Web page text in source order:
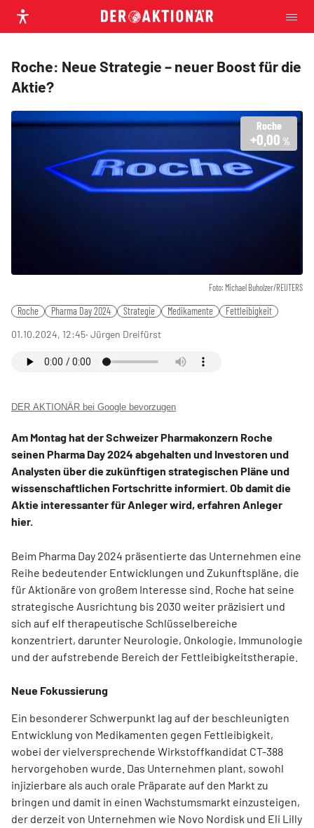
Roche: Neue Strategie – neuer Boost für die
Aktie?
Foto: Michael Buholzer/REUTERS
Roche
+0,00 %
Roche Pharma Day 2024 Strategie Medikamente
Fettleibigkeit
01.10.2024, 12:45‧ Jürgen Dreifürst
DER AKTIONÄR bei Google bevorzugen
Am Montag hat der Schweizer Pharmakonzern Roche
seinen Pharma Day 2024 abgehalten und Investoren und
Analysten über die zukünftigen strategischen Pläne und
wissenschaftlichen Fortschritte informiert. Ob damit die
Aktie interessanter für Anleger wird, erfahren Anleger
hier.
Beim Pharma Day 2024 präsentierte das Unternehmen eine
Reihe bedeutender Entwicklungen und Zukunftspläne, die
für Aktionäre von großem Interesse sind. Roche hat seine
strategische Ausrichtung bis 2030 weiter präzisiert und
sich auf elf therapeutische Schlüsselbereiche
konzentriert, darunter Neurologie, Onkologie, Immunologie
und der aufstrebende Bereich der Fettleibigkeitstherapie.
Neue Fokussierung
Ein besonderer Schwerpunkt lag auf der beschleunigten
Entwicklung von Medikamenten gegen Fettleibigkeit,
wobei der vielversprechende Wirkstoffkandidat CT-388
hervorgehoben wurde. Das Unternehmen plant, sowohl
injizierbare als auch orale Präparate auf den Markt zu
bringen und damit in einen Wachstumsmarkt einzusteigen,
der derzeit von Unternehmen wie Novo Nordisk und Eli Lilly